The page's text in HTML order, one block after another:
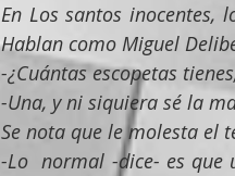
En Los santos inocentes,
Hablan como Miguel
-¿Cuántas escopetas
-Una, y ni siquiera sé la
Se nota que le molesta el
-Lo  normal -dice- es que